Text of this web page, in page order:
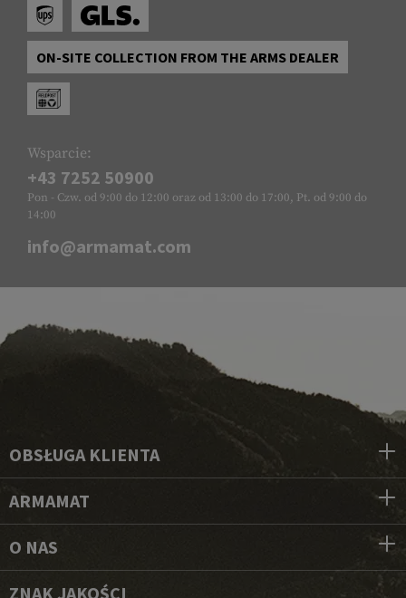
ON-SITE COLLECTION FROM THE ARMS DEALER
Wsparcie:
+43 7252 50900
Pon - Czw. od 9:00 do 12:00 oraz od 13:00 do 17:00, Pt. od 9:00 do
14:00
info@armamat.com
OBSŁUGA KLIENTA
ARMAMAT
O NAS
ZNAK JAKOŚCI